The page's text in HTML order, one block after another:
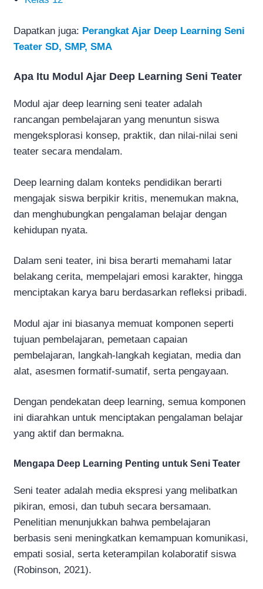
Dapatkan juga: Perangkat Ajar Deep Learning Seni
Teater SD, SMP, SMA
Apa Itu Modul Ajar Deep Learning Seni Teater
Modul ajar deep learning seni teater adalah
rancangan pembelajaran yang menuntun siswa
mengeksplorasi konsep, praktik, dan nilai-nilai seni
teater secara mendalam.
Deep learning dalam konteks pendidikan berarti
mengajak siswa berpikir kritis, menemukan makna,
dan menghubungkan pengalaman belajar dengan
kehidupan nyata.
Dalam seni teater, ini bisa berarti memahami latar
belakang cerita, mempelajari emosi karakter, hingga
menciptakan karya baru berdasarkan refleksi pribadi.
Modul ajar ini biasanya memuat komponen seperti
tujuan pembelajaran, pemetaan capaian
pembelajaran, langkah-langkah kegiatan, media dan
alat, asesmen formatif-sumatif, serta pengayaan.
Dengan pendekatan deep learning, semua komponen
ini diarahkan untuk menciptakan pengalaman belajar
yang aktif dan bermakna.
Mengapa Deep Learning Penting untuk Seni Teater
Seni teater adalah media ekspresi yang melibatkan
pikiran, emosi, dan tubuh secara bersamaan.
Penelitian menunjukkan bahwa pembelajaran
berbasis seni meningkatkan kemampuan komunikasi,
empati sosial, serta keterampilan kolaboratif siswa
(Robinson, 2021).